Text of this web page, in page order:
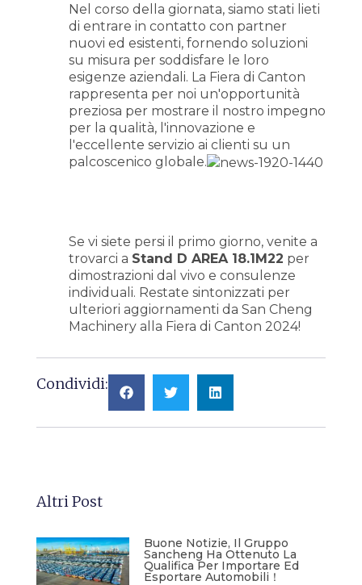
Nel corso della giornata, siamo stati lieti
di entrare in contatto con partner
nuovi ed esistenti, fornendo soluzioni
su misura per soddisfare le loro
esigenze aziendali. La Fiera di Canton
rappresenta per noi un'opportunità
preziosa per mostrare il nostro impegno
per la qualità, l'innovazione e
l'eccellente servizio ai clienti su un
palcoscenico globale.
Se vi siete persi il primo giorno, venite a
trovarci a Stand D AREA 18.1M22 per
dimostrazioni dal vivo e consulenze
individuali. Restate sintonizzati per
ulteriori aggiornamenti da San Cheng
Machinery alla Fiera di Canton 2024!
Condividi:
Altri Post
Buone Notizie, Il Gruppo
Sancheng Ha Ottenuto La
Qualifica Per Importare Ed
Esportare Automobili！